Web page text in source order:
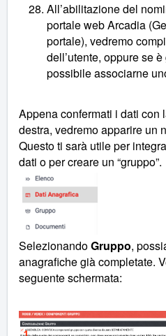
All’abilitazione del
portale web Arcadia
portale), vedremo
dell’utente, oppure se
possibile associarne
Appena confermati i dati con
destra, vedremo apparire un
Questo ti sarà utile per
dati o per creare un “gruppo”.
SelezionandoGruppo,
anagrafiche già completate.
seguente schermata: